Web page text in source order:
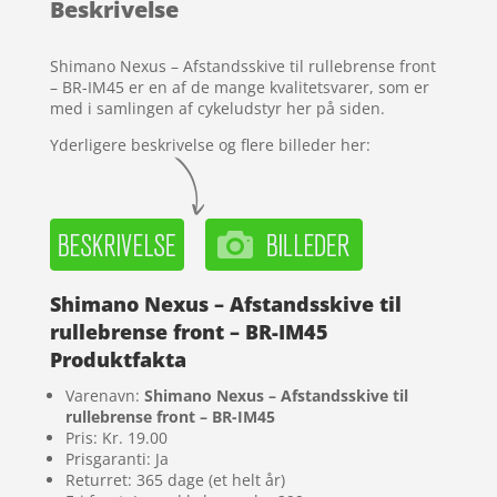
på
ømmels
er
Beskrivelse
Shimano Nexus – Afstandsskive til rullebrense front
– BR-IM45 er en af de mange kvalitetsvarer, som er
med i samlingen af cykeludstyr her på siden.
Yderligere beskrivelse og flere billeder her:
Shimano Nexus – Afstandsskive til
rullebrense front – BR-IM45
Produktfakta
Varenavn: Shimano Nexus – Afstandsskive til
rullebrense front – BR-IM45
Pris: Kr. 19.00
Prisgaranti: Ja
Returret: 365 dage (et helt år)